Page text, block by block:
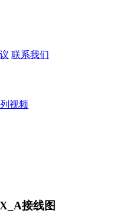
联系我们
视频
接线图